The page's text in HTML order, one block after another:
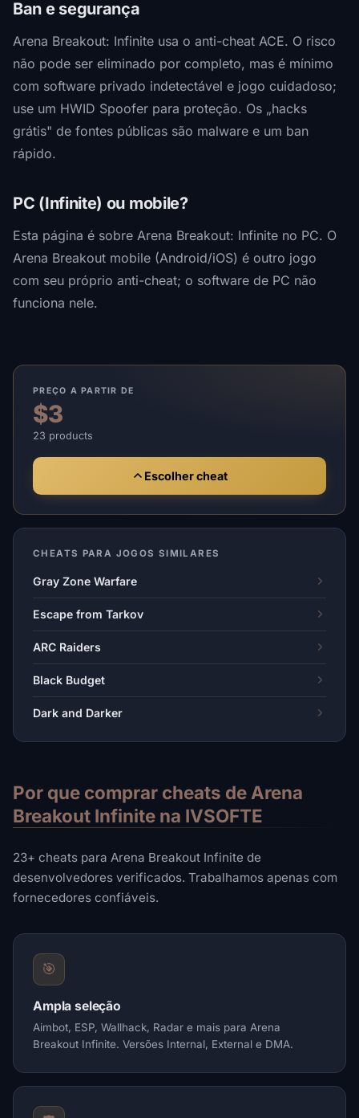
Ban e segurança
Arena Breakout: Infinite usa o anti-cheat ACE. O risco
não pode ser eliminado por completo, mas é mínimo
com software privado indetectável e jogo cuidadoso;
use um HWID Spoofer para proteção. Os „hacks
grátis" de fontes públicas são malware e um ban
rápido.
PC (Infinite) ou mobile?
Esta página é sobre Arena Breakout: Infinite no PC. O
Arena Breakout mobile (Android/iOS) é outro jogo
com seu próprio anti-cheat; o software de PC não
funciona nele.
PREÇO A PARTIR DE
$3
23 products
Escolher cheat
CHEATS PARA JOGOS SIMILARES
Gray Zone Warfare
Escape from Tarkov
ARC Raiders
Black Budget
Dark and Darker
Por que comprar cheats de Arena
Breakout Infinite na IVSOFTE
23+ cheats para Arena Breakout Infinite de
desenvolvedores verificados. Trabalhamos apenas com
fornecedores confiáveis.
🎯
Ampla seleção
Aimbot, ESP, Wallhack, Radar e mais para Arena
Breakout Infinite. Versões Internal, External e DMA.